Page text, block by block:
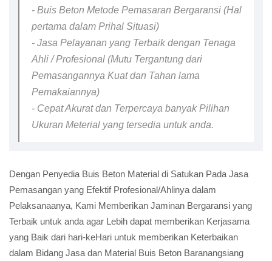
- Buis Beton Metode Pemasaran Bergaransi (Hal
pertama dalam Prihal Situasi)
- Jasa Pelayanan yang Terbaik dengan Tenaga
Ahli / Profesional (Mutu Tergantung dari
Pemasangannya Kuat dan Tahan lama
Pemakaiannya)
- Cepat Akurat dan Terpercaya banyak Pilihan
Ukuran Meterial yang tersedia untuk anda.
Dengan Penyedia Buis Beton Material di Satukan Pada Jasa
Pemasangan yang Efektif Profesional/Ahlinya dalam
Pelaksanaanya, Kami Memberikan Jaminan Bergaransi yang
Terbaik untuk anda agar Lebih dapat memberikan Kerjasama
yang Baik dari hari-keHari untuk memberikan Keterbaikan
dalam Bidang Jasa dan Material Buis Beton Baranangsiang